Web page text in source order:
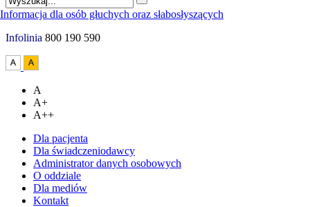
Infolinia 800 190 590
A
A+
A++
Dla pacjenta
Dla świadczeniodawcy
Administrator danych osobowych
O oddziale
Dla mediów
Kontakt